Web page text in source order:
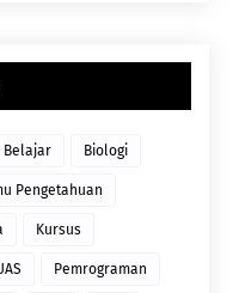
Belajar Biologi
Pengetahuan
Kursus
Pemrograman